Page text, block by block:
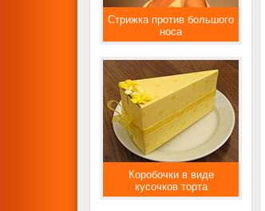
Стрижка против большого
носа
Коробочки в виде
кусочков торта